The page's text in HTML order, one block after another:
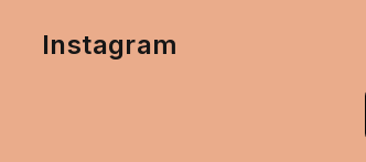
Instagram